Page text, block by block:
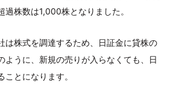
過株数は1,000株となりました。
は株式を調達するため、日証金に貸株の
ように、新規の売りが入らなくても、日
とになります。